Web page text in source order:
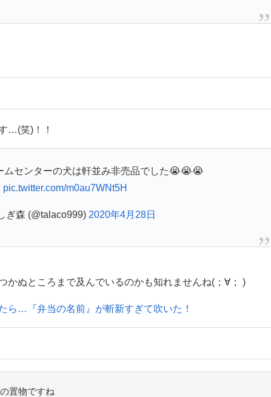
…(笑)！！
ムセンターの犬は軒並み非売品でした😭😭😭
pic.twitter.com/m0au7WNt5H
ぎ森 (@talaco999) 2020年4月28日
かぬところまで及んでいるのかも知れませんね(；∀； )
ら…『弁当の名前』が斬新すぎて吹いた！
置物ですね